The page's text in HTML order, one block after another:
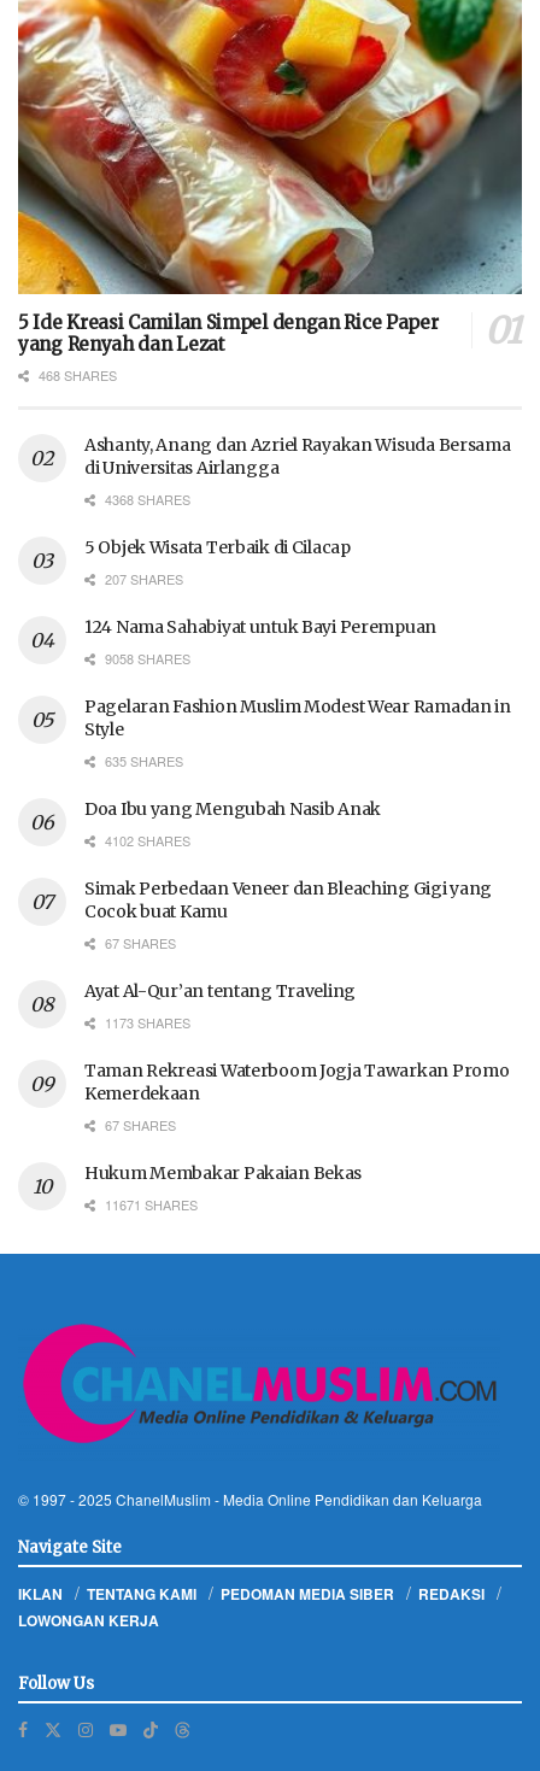
5 Ide Kreasi Camilan Simpel dengan Rice Paper
yang Renyah dan Lezat
468 SHARES
Ashanty, Anang dan Azriel Rayakan Wisuda Bersama
di Universitas Airlangga
4368 SHARES
5 Objek Wisata Terbaik di Cilacap
207 SHARES
124 Nama Sahabiyat untuk Bayi Perempuan
9058 SHARES
Pagelaran Fashion Muslim Modest Wear Ramadan in
Style
635 SHARES
Doa Ibu yang Mengubah Nasib Anak
4102 SHARES
Simak Perbedaan Veneer dan Bleaching Gigi yang
Cocok buat Kamu
67 SHARES
Ayat Al-Qur’an tentang Traveling
1173 SHARES
Taman Rekreasi Waterboom Jogja Tawarkan Promo
Kemerdekaan
67 SHARES
Hukum Membakar Pakaian Bekas
11671 SHARES
© 1997 - 2025 ChanelMuslim - Media Online Pendidikan dan Keluarga
Navigate Site
IKLAN TENTANG KAMI PEDOMAN MEDIA SIBER
REDAKSI
LOWONGAN KERJA
Follow Us